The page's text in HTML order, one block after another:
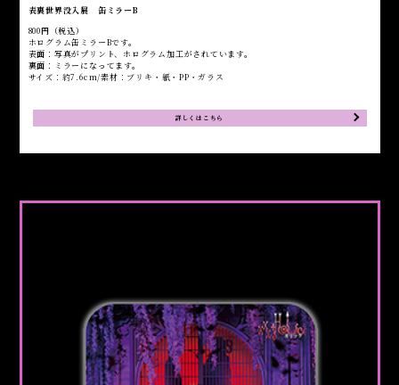
表裏世界没入展 缶ミラーB
800円（税込）
ホログラム缶ミラーBです。
表面：写真がプリント、ホログラム加工がされています。
裏面：ミラーになってます。
サイズ：約7.6cm/素材：ブリキ・紙・PP・ガラス
詳しくはこちら